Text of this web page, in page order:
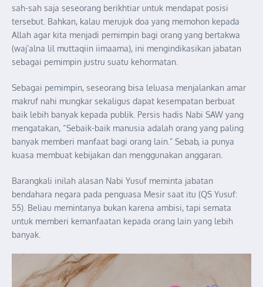
sah-sah saja seseorang berikhtiar untuk mendapat posisi
tersebut. Bahkan, kalau merujuk doa yang memohon kepada
Allah agar kita menjadi pemimpin bagi orang yang bertakwa
(waj’alna lil muttaqiin iimaama), ini mengindikasikan jabatan
sebagai pemimpin justru suatu kehormatan.
Sebagai pemimpin, seseorang bisa leluasa menjalankan amar
makruf nahi mungkar sekaligus dapat kesempatan berbuat
baik lebih banyak kepada publik. Persis hadis Nabi SAW yang
mengatakan, “Sebaik-baik manusia adalah orang yang paling
banyak memberi manfaat bagi orang lain.” Sebab, ia punya
kuasa membuat kebijakan dan menggunakan anggaran.
Barangkali inilah alasan Nabi Yusuf meminta jabatan
bendahara negara pada penguasa Mesir saat itu (QS Yusuf:
55). Beliau memintanya bukan karena ambisi, tapi semata
untuk memberi kemanfaatan kepada orang lain yang lebih
banyak.